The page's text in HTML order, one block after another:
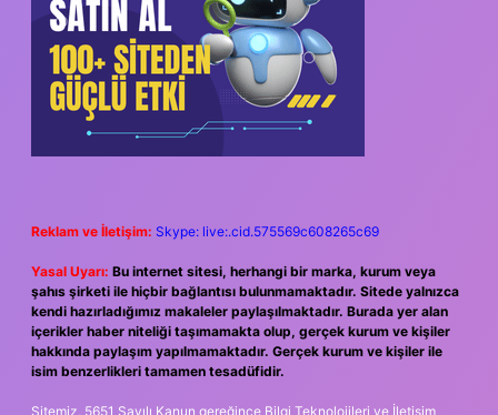
Reklam ve İletişim: Skype: live:.cid.575569c608265c69
Yasal Uyarı: Bu internet sitesi, herhangi bir marka, kurum veya
şahıs şirketi ile hiçbir bağlantısı bulunmamaktadır. Sitede yalnızca
kendi hazırladığımız makaleler paylaşılmaktadır. Burada yer alan
içerikler haber niteliği taşımamakta olup, gerçek kurum ve kişiler
hakkında paylaşım yapılmamaktadır. Gerçek kurum ve kişiler ile
isim benzerlikleri tamamen tesadüfidir.
Sitemiz, 5651 Sayılı Kanun gereğince Bilgi Teknolojileri ve İletişim